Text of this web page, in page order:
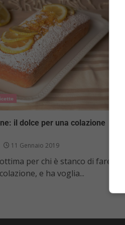
il dolce per una colazione
11 Gennaio 2019
per chi è stanco di fare
e ha voglia...